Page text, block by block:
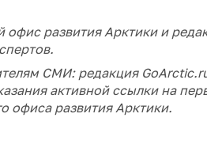
офис развития Арктики и
СМИ: редакция
активной ссылки на
офиса развития Арктики.